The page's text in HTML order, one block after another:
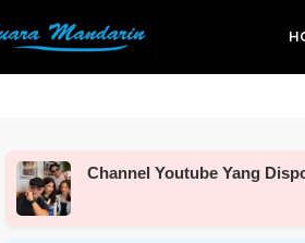
Channel Youtube Yang